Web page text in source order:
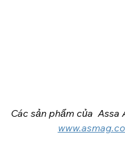
Các sản phẩm của  Assa